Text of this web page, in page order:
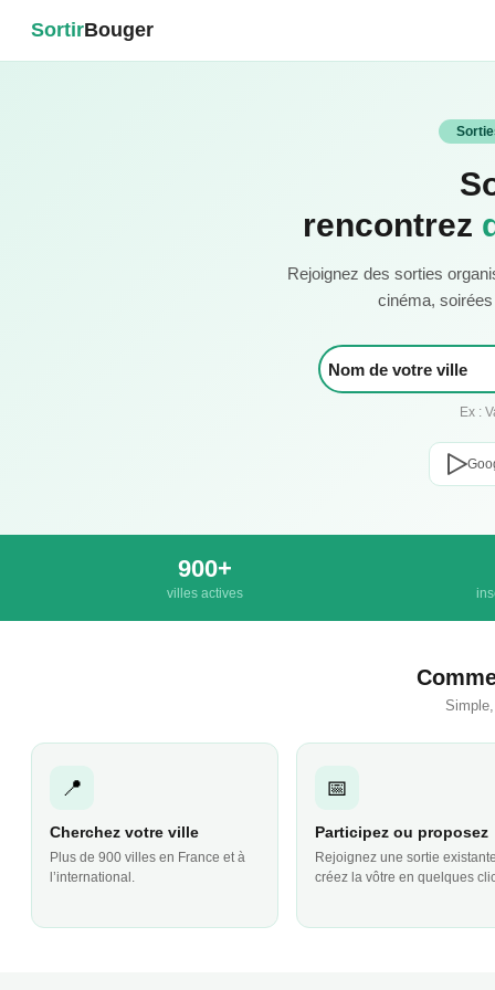
SortirBouger
rencontrez
Rejoignez des sorties
cinéma,
Ex :
900+
villes actives
📍
Cherchez votre ville
Plus de 900 villes en France et à
l’international.
📅
Participez ou proposez
Rejoignez une sortie
créez la vôtre en quelques